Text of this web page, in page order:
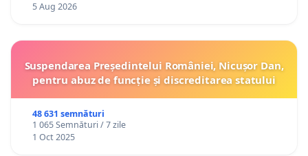
5 Aug 2026
Suspendarea Președintelui României, Nicușor Dan,
pentru abuz de funcție și discreditarea statului
48 631 semnături
1 065 Semnături / 7 zile
1 Oct 2025